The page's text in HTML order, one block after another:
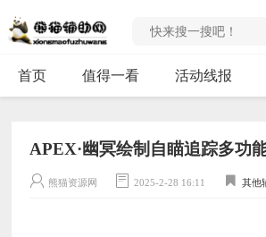
首页 值得一看 活动线报
APEX·幽冥绘制自瞄追踪多功
熊猫资源网 2025-2-28 16:11 其他